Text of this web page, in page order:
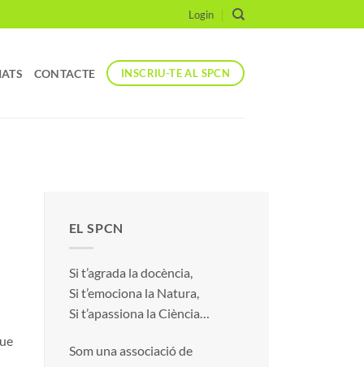
Login
CONTACTE INSCRIU-TE AL SPCN
EL SPCN
Si t’agrada la docència,
Si t’emociona la Natura,
Si t’apassiona la Ciència…
Som una associació de